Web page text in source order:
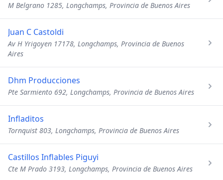
M Belgrano 1285, Longchamps, Provincia de Buenos Aires
Juan C Castoldi
Av H Yrigoyen 17178, Longchamps, Provincia de Buenos
Aires
Dhm Producciones
Pte Sarmiento 692, Longchamps, Provincia de Buenos Aires
Infladitos
Tornquist 803, Longchamps, Provincia de Buenos Aires
Castillos Inflables Piguyi
Cte M Prado 3193, Longchamps, Provincia de Buenos Aires